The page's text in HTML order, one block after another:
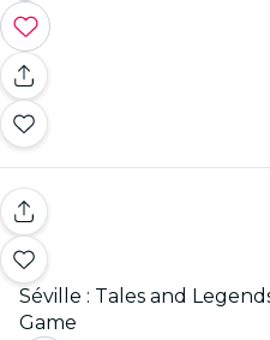
Séville : Tales and
Game